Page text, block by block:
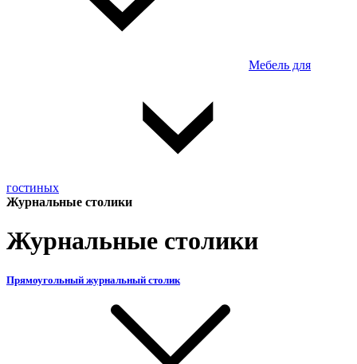
Мебель для
гостиных
Журнальные столики
Журнальные столики
Прямоугольный журнальный столик